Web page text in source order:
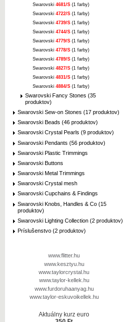
Swarovski 4681/S (1 farby)
Swarovski 4722/S (1 farby)
Swarovski 4739/S (1 farby)
Swarovski 4744/S (1 farby)
Swarovski 4779/S (1 farby)
Swarovski 4778/S (1 farby)
Swarovski 4789/S (1 farby)
Swarovski 4827/S (1 farby)
Swarovski 4831/S (1 farby)
Swarovski 4884/S (1 farby)
Swarovski Fancy Stones (35
produktov)
Swarovski Sew-on Stones (17 produktov)
Swarovski Beads (46 produktov)
Swarovski Crystal Pearls (9 produktov)
Swarovski Pendants (56 produktov)
Swarovski Plastic Trimmings
Swarovski Buttons
Swarovski Metal Trimmings
Swarovski Crystal mesh
Swarovski Cupchains & Findings
Swarovski Knobs, Handles & Co (15
produktov)
Swarovski Lighting Collection (2 produktov)
Príslušenstvo (2 produktov)
www.flitter.hu
www.kesztyu.hu
www.taylorcrystal.hu
www.taylor-kellek.hu
www.furdoruhaanyag.hu
www.taylor-eskuvoikellek.hu
Aktuálny kurz euro